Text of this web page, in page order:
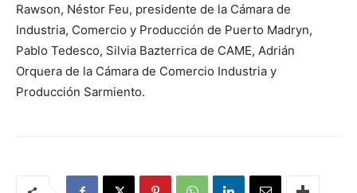
Rawson, Néstor Feu, presidente de la Cámara de
Industria, Comercio y Producción de Puerto Madryn,
Pablo Tedesco, Silvia Bazterrica de CAME, Adrián
Orquera de la Cámara de Comercio Industria y
Producción Sarmiento.